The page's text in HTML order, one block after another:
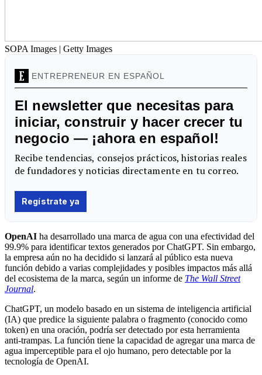
SOPA Images | Getty Images
OpenAI ha desarrollado una marca de agua con una efectividad del
99.9% para identificar textos generados por ChatGPT. Sin embargo,
la empresa aún no ha decidido si lanzará al público esta nueva
función debido a varias complejidades y posibles impactos más allá
del ecosistema de la marca, según un informe de The Wall Street
Journal.
ChatGPT, un modelo basado en un sistema de inteligencia artificial
(IA) que predice la siguiente palabra o fragmento (conocido como
token) en una oración, podría ser detectado por esta herramienta
anti-trampas. La función tiene la capacidad de agregar una marca de
agua imperceptible para el ojo humano, pero detectable por la
tecnología de OpenAI.